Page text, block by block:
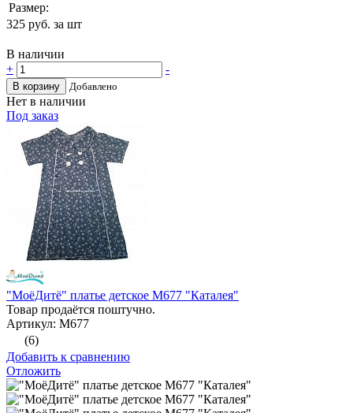
Размер:
325 руб. за шт
В наличии
+
-
В корзину Добавлено
Нет в наличии
Под заказ
"МоёДитё" платье детское М677 "Каталея"
Товар продаётся поштучно.
Артикул: М677
(6)
Добавить к сравнению
Отложить